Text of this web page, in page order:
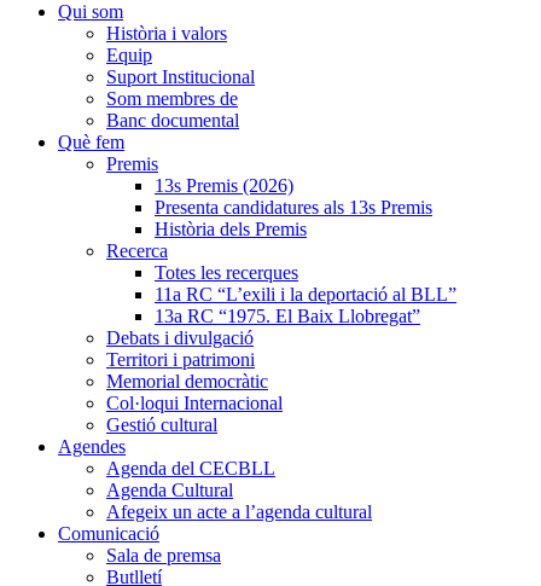
Qui som
Història i valors
Equip
Suport Institucional
Som membres de
Banc documental
Què fem
Premis
13s Premis (2026)
Presenta candidatures als 13s Premis
Història dels Premis
Recerca
Totes les recerques
11a RC “L’exili i la deportació al BLL”
13a RC “1975. El Baix Llobregat”
Debats i divulgació
Territori i patrimoni
Memorial democràtic
Col·loqui Internacional
Gestió cultural
Agendes
Agenda del CECBLL
Agenda Cultural
Afegeix un acte a l’agenda cultural
Comunicació
Sala de premsa
Butlletí